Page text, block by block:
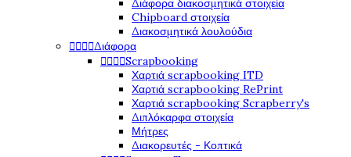
Διάφορα διακοσμητικά στοιχεία
Chipboard στοιχεία
Διακοσμητικά λουλούδια
Διάφορα
Scrapbooking
Χαρτιά scrapbooking ITD
Χαρτιά scrapbooking RePrint
Χαρτιά scrapbooking Scrapberry's
Διπλόκαρφα στοιχεία
Μήτρες
Διακορευτές - Κοπτικά